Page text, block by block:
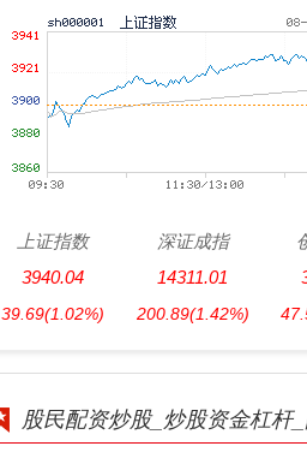
上证指数
3940.04
39.69(1.02%)
深证成指
14311.01
200.89(1.42%)
股民配资炒股_炒股资金杠杆